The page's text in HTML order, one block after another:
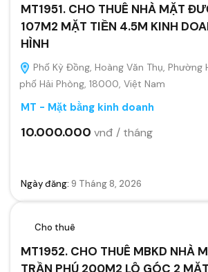
MT1951. CHO THUÊ NHÀ MẶT
107M2 MẶT TIỀN 4.5M KINH
HÌNH
Phố Kỳ Đồng, Hoàng Văn Thụ, Phường
phố Hải Phòng, 18000, Việt Nam
MT - Mặt bằng kinh doanh
10.000.000 vnđ / tháng
Ngày đăng: 9 Tháng 8, 2026
Cho thuê
MT1952. CHO THUÊ MBKD NHÀ
TRẦN PHÚ 200M2 LÔ GÓC 2